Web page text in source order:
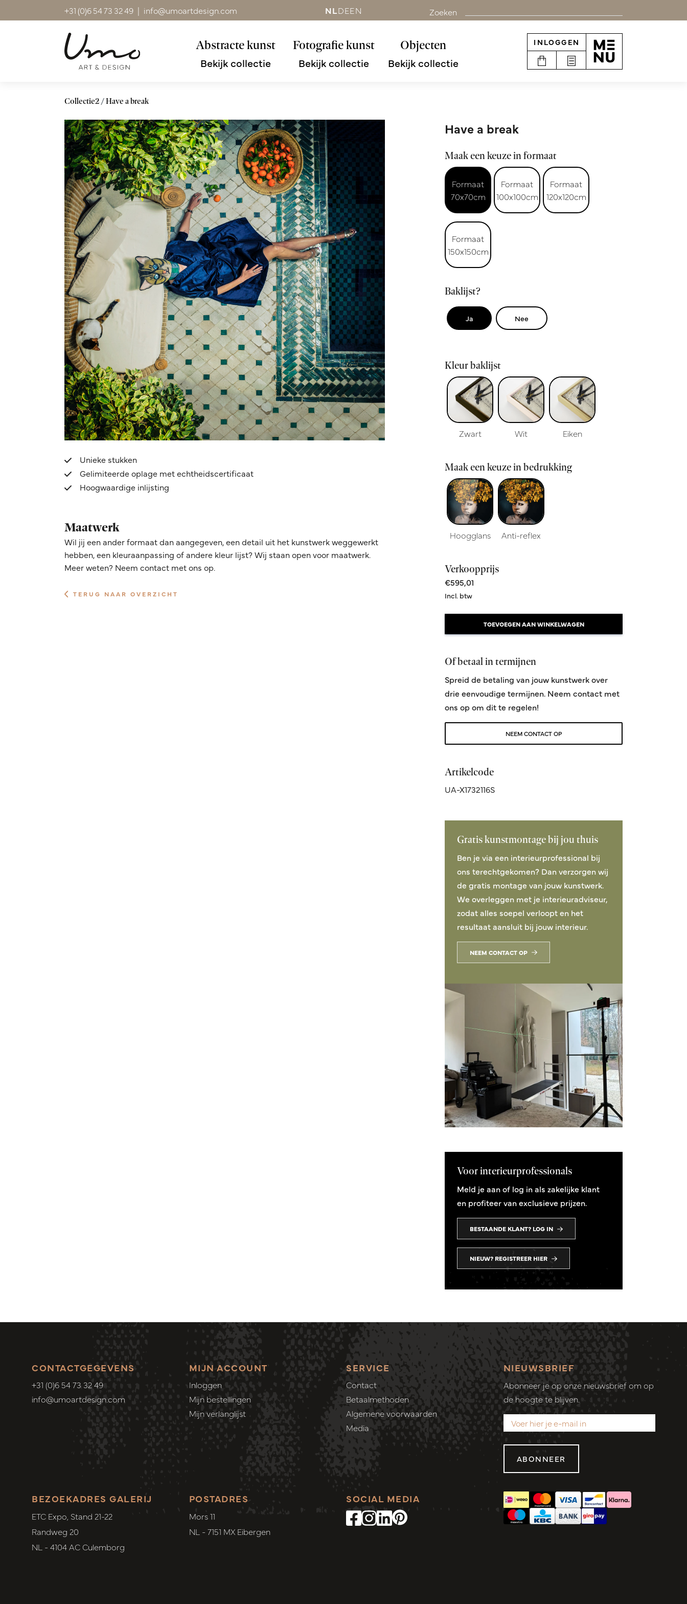
+31 (0)6 54 73 32 49 | info@umoartdesign.com NLDEEN Zoeken
Abstracte kunst
Bekijk collectie
Fotografie kunst
Bekijk collectie
Objecten
Bekijk collectie
INLOGGEN
Collectie2 Have a break
Unieke stukken
Gelimiteerde oplage met echtheidscertificaat
Hoogwaardige inlijsting
Maatwerk
Wil jij een ander formaat dan aangegeven, een detail uit het kunstwerk weggewerkt
hebben, een kleuraanpassing of andere kleur lijst? Wij staan open voor maatwerk.
Meer weten? Neem contact met ons op.
TERUG NAAR OVERZICHT
Have a break
Maak een keuze in formaat
Formaat
70x70cm
Formaat
100x100cm
Formaat
120x120cm
Formaat
150x150cm
Baklijst?
Ja Nee
Kleur baklijst
Zwart Wit Eiken
Maak een keuze in bedrukking
Hoogglans Anti-reflex
Verkoopprijs
€595,01
Incl. btw
TOEVOEGEN AAN WINKELWAGEN
Of betaal in termijnen
Spreid de betaling van jouw kunstwerk over
drie eenvoudige termijnen. Neem contact met
ons op om dit te regelen!
NEEM CONTACT OP
Artikelcode
UA-X1732116S
Gratis kunstmontage bij jou thuis
Ben je via een interieurprofessional bij
ons terechtgekomen? Dan verzorgen wij
de gratis montage van jouw kunstwerk.
We overleggen met je interieuradviseur,
zodat alles soepel verloopt en het
resultaat aansluit bij jouw interieur.
NEEM CONTACT OP
Voor interieurprofessionals
Meld je aan of log in als zakelijke klant
en profiteer van exclusieve prijzen.
BESTAANDE KLANT? LOG IN
NIEUW? REGISTREER HIER
CONTACTGEGEVENS
+31 (0)6 54 73 32 49
info@umoartdesign.com
MIJN ACCOUNT
Inloggen
Mijn bestellingen
Mijn verlanglijst
SERVICE
Contact
Betaalmethoden
Algemene voorwaarden
Media
SOCIAL MEDIA
POSTADRES
Mors 11
NL - 7151 MX Eibergen
BEZOEKADRES GALERIJ
ETC Expo, Stand 21-22
Randweg 20
NL - 4104 AC Culemborg
NIEUWSBRIEF
Abonneer je op onze nieuwsbrief om op
de hoogte te blijven.
ABONNEER